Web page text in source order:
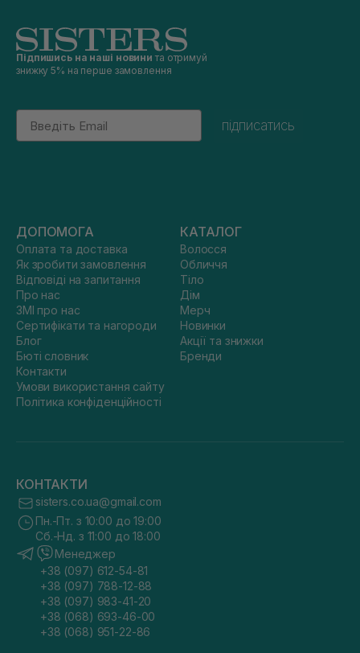
Підпишись на наші новини та отримуй
знижку 5% на перше замовлення
Email
підписатись
ДОПОМОГА
Оплата та доставка
Як зробити замовлення
Відповіді на запитання
Про нас
ЗМІ про нас
Сертифікати та нагороди
Блог
Бюті словник
Контакти
Умови використання сайту
Політика конфіденційності
КАТАЛОГ
Волосся
Обличчя
Тіло
Дім
Мерч
Новинки
Акції та знижки
Бренди
КОНТАКТИ
sisters.co.ua@gmail.com
Пн.-Пт. з 10:00 до 19:00
Сб.-Нд. з 11:00 до 18:00
Менеджер
+38 (097) 612-54-81
+38 (097) 788-12-88
+38 (097) 983-41-20
+38 (068) 693-46-00
+38 (068) 951-22-86